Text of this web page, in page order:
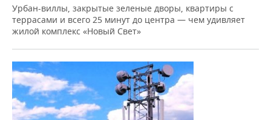
Урбан-виллы, закрытые зеленые дворы, квартиры с
террасами и всего 25 минут до центра — чем удивляет
жилой комплекс «Новый Свет»